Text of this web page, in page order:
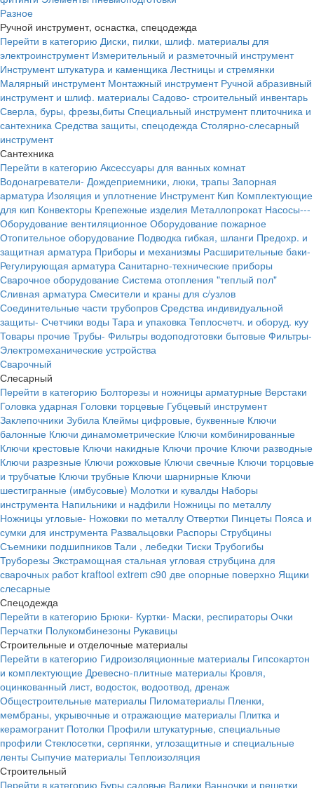
Разное
Ручной инструмент, оснастка, спецодежда
Перейти в категорию Диски, пилки, шлиф. материалы для
электроинструмент Измерительный и разметочный инструмент
Инструмент штукатура и каменщика Лестницы и стремянки
Малярный инструмент Монтажный инструмент Ручной абразивный
инструмент и шлиф. материалы Садово- строительный инвентарь
Сверла, буры, фрезы,биты Специальный инструмент плиточника и
сантехника Средства защиты, спецодежда Столярно-слесарный
инструмент
Сантехника
Перейти в категорию Аксессуары для ванных комнат
Водонагреватели- Дождеприемники, люки, трапы Запорная
арматура Изоляция и уплотнение Инструмент Кип Комплектующие
для кип Конвекторы Крепежные изделия Металлопрокат Насосы---
Оборудование вентиляционное Оборудование пожарное
Отопительное оборудование Подводка гибкая, шланги Предохр. и
защитная арматура Приборы и механизмы Расширительные баки-
Регулирующая арматура Санитарно-технические приборы
Сварочное оборудование Система отопления "теплый пол"
Сливная арматура Смесители и краны для с/узлов
Соединительные части трубопров Средства индивидуальной
защиты- Счетчики воды Тара и упаковка Теплосчетч. и оборуд. куу
Товары прочие Трубы- Фильтры водоподготовки бытовые Фильтры-
Электромеханические устройства
Сварочный
Слесарный
Перейти в категорию Болторезы и ножницы арматурные Верстаки
Головка ударная Головки торцевые Губцевый инструмент
Заклепочники Зубила Клеймы цифровые, буквенные Ключи
балонные Ключи динамометрические Ключи комбинированные
Ключи крестовые Ключи накидные Ключи прочие Ключи разводные
Ключи разрезные Ключи рожковые Ключи свечные Ключи торцовые
и трубчатые Ключи трубные Ключи шарнирные Ключи
шестигранные (имбусовые) Молотки и кувалды Наборы
инструмента Напильники и надфили Ножницы по металлу
Ножницы угловые- Ножовки по металлу Отвертки Пинцеты Пояса и
сумки для инструмента Развальцовки Распоры Струбцины
Съемники подшипников Тали , лебедки Тиски Трубогибы
Труборезы Экстрамощная стальная угловая струбцина для
сварочных работ kraftool extrem c90 две опорные поверхно Ящики
слесарные
Спецодежда
Перейти в категорию Брюки- Куртки- Маски, респираторы Очки
Перчатки Полукомбинезоны Рукавицы
Строительные и отделочные материалы
Перейти в категорию Гидроизоляционные материалы Гипсокартон
и комплектующие Древесно-плитные материалы Кровля,
оцинкованный лист, водосток, водоотвод, дренаж
Общестроительные материалы Пиломатериалы Пленки,
мембраны, укрывочные и отражающие материалы Плитка и
керамогранит Потолки Профили штукатурные, специальные
профили Стеклосетки, серпянки, углозащитные и специальные
ленты Сыпучие материалы Теплоизоляция
Строительный
Перейти в категорию Буры садовые Валики Ванночки и решетки